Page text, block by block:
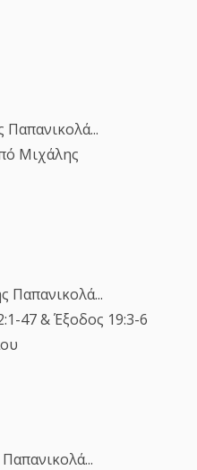
Παπανικολά...
Μιχάλης
Παπανικολά...
47 & Έξοδος 19:3-6